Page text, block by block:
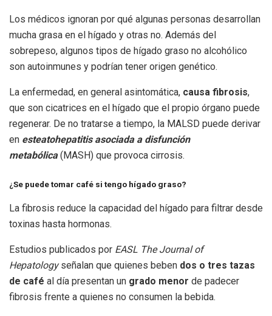
Los médicos ignoran por qué algunas personas desarrollan
mucha grasa en el hígado y otras no. Además del
sobrepeso, algunos tipos de hígado graso no alcohólico
son autoinmunes y podrían tener origen genético.
La enfermedad, en general asintomática, causa fibrosis,
que son cicatrices en el hígado que el propio órgano puede
regenerar. De no tratarse a tiempo, la MALSD puede derivar
en esteatohepatitis asociada a disfunción
metabólica(MASH) que provoca cirrosis.
¿Se puede tomar café si tengo hígado graso?
La fibrosis reduce la capacidad del hígado para filtrar desde
toxinas hasta hormonas.
Estudios publicados por EASL The Journal of
Hepatologyseñalan que quienes beben dos o tres tazas
de café al día presentan un grado menor de padecer
fibrosis frente a quienes no consumen la bebida.